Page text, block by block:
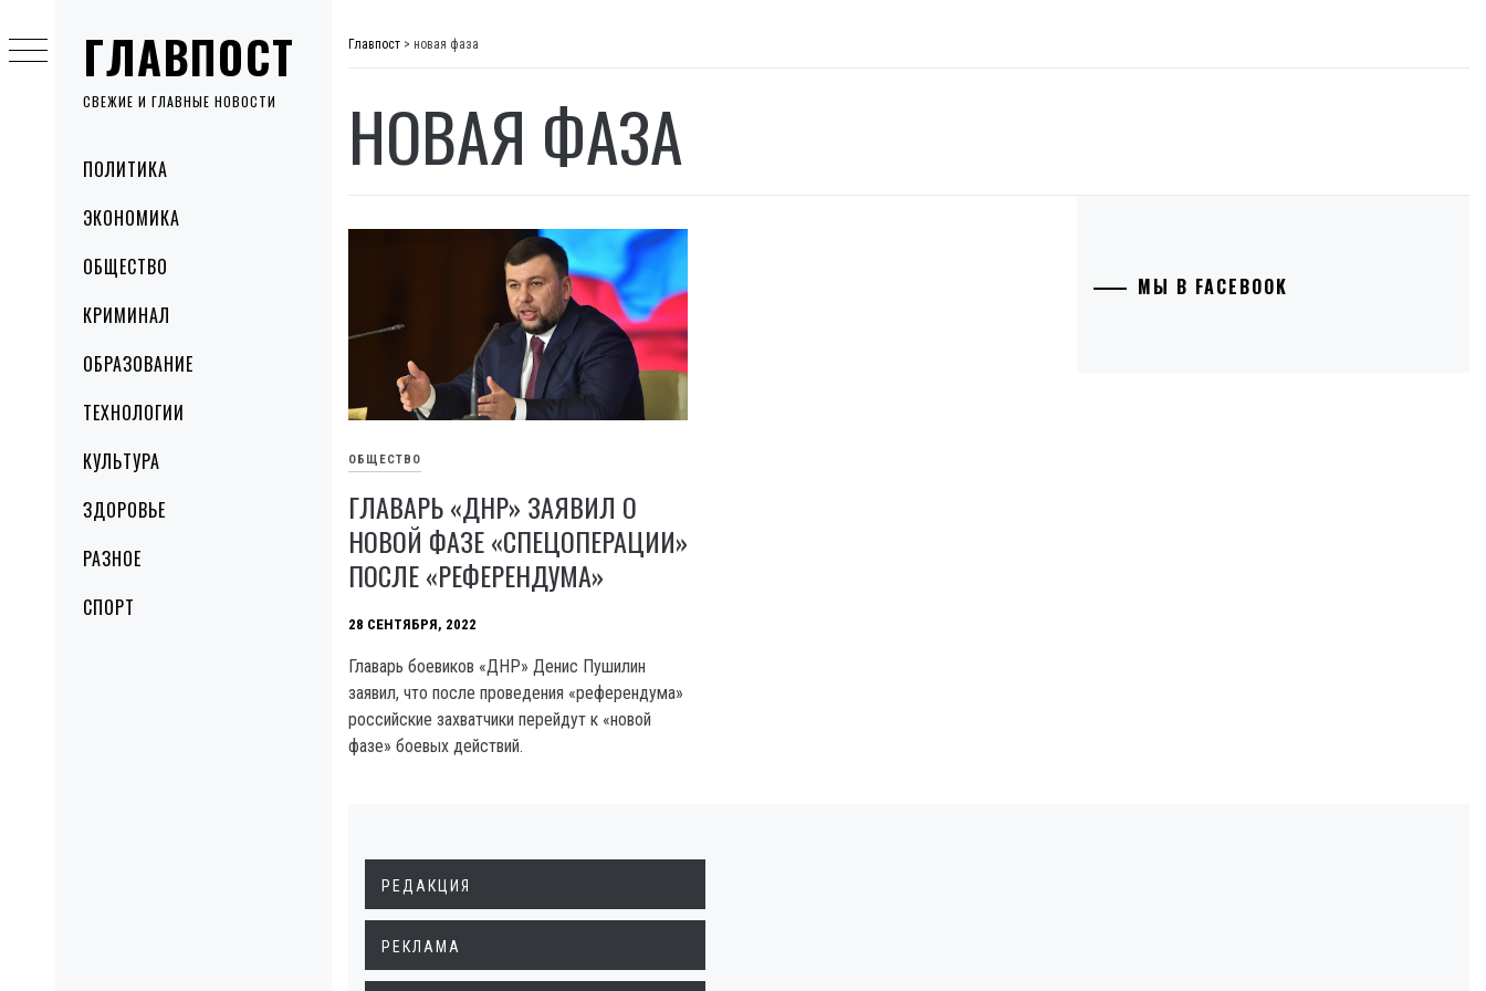
ГЛАВПОСТ
СВЕЖИЕ И ГЛАВНЫЕ НОВОСТИ
MenuПОЛИТИКА
ЭКОНОМИКА
ОБЩЕСТВО
КРИМИНАЛ
ОБРАЗОВАНИЕ
ТЕХНОЛОГИИ
КУЛЬТУРА
ЗДОРОВЬЕ
РАЗНОЕ
СПОРТ
to
content
Главпост > новая фаза
НОВАЯ ФАЗА
ОБЩЕСТВО
ГЛАВАРЬ «ДНР» ЗАЯВИЛ О
НОВОЙ ФАЗЕ «СПЕЦОПЕРАЦИИ»
ПОСЛЕ «РЕФЕРЕНДУМА»
28 СЕНТЯБРЯ, 2022
Главарь боевиков «ДНР» Денис Пушилин
заявил, что после проведения «референдума»
российские захватчики перейдут к «новой
фазе» боевых действий.
МЫ В FACEBOOK
РЕДАКЦИЯ
РЕКЛАМА